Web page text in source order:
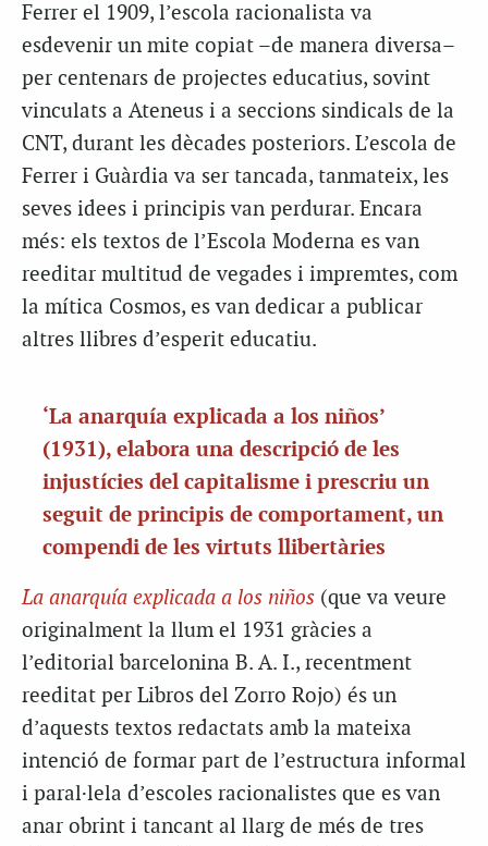
Ferrer el 1909, l’escola racionalista va
esdevenir un mite copiat –de manera diversa–
per centenars de projectes educatius, sovint
vinculats a Ateneus i a seccions sindicals de la
CNT, durant les dècades posteriors. L’escola de
Ferrer i Guàrdia va ser tancada, tanmateix, les
seves idees i principis van perdurar. Encara
més: els textos de l’Escola Moderna es van
reeditar multitud de vegades i impremtes, com
la mítica Cosmos, es van dedicar a publicar
altres llibres d’esperit educatiu.
‘La anarquía explicada a los niños’
(1931), elabora una descripció de les
injustícies del capitalisme i prescriu un
seguit de principis de comportament, un
compendi de les virtuts llibertàries
La anarquía explicada a los niños (que va veure
originalment la llum el 1931 gràcies a
l’editorial barcelonina B. A. I., recentment
reeditat per Libros del Zorro Rojo) és un
d’aquests textos redactats amb la mateixa
intenció de formar part de l’estructura informal
i paral·lela d’escoles racionalistes que es van
anar obrint i tancant al llarg de més de tres